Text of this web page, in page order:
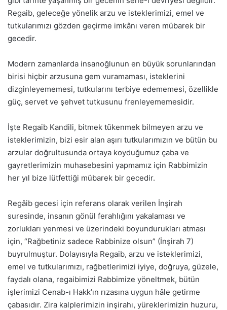
Regaib, geleceğe yönelik arzu ve isteklerimizi, emel ve
tutkularımızı gözden geçirme imkânı veren mübarek bir
gecedir.
Modern zamanlarda insanoğlunun en büyük sorunlarından
birisi hiçbir arzusuna gem vuramaması, isteklerini
dizginleyememesi, tutkularını terbiye edememesi, özellikle
güç, servet ve şehvet tutkusunu frenleyememesidir.
İşte Regaib Kandili, bitmek tükenmek bilmeyen arzu ve
isteklerimizin, bizi esir alan aşırı tutkularımızın ve bütün bu
arzular doğrultusunda ortaya koyduğumuz çaba ve
gayretlerimizin muhasebesini yapmamız için Rabbimizin
her yıl bize lütfettiği mübarek bir gecedir.
Regâib gecesi için referans olarak verilen İnşirah
suresinde, insanın gönül ferahlığını yakalaması ve
zorlukları yenmesi ve üzerindeki boyundurukları atması
için, “Rağbetiniz sadece Rabbinize olsun” (İnşirah 7)
buyrulmuştur. Dolayısıyla Regaib, arzu ve isteklerimizi,
emel ve tutkularımızı, rağbetlerimizi iyiye, doğruya, güzele,
faydalı olana, regaibimizi Rabbimize yöneltmek, bütün
işlerimizi Cenab-ı Hakk’ın rızasına uygun hâle getirme
çabasıdır. Zira kalplerimizin inşirahı, yüreklerimizin huzuru,